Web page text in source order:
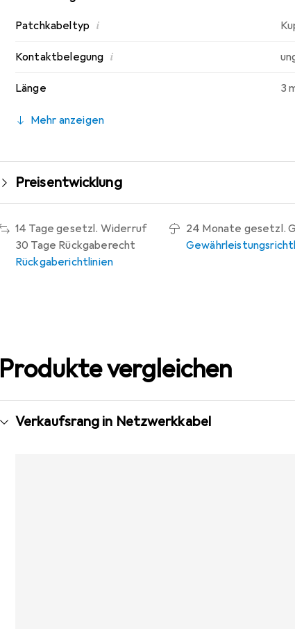
Patchkabeltyp i
Kontaktbelegung i
Länge 3
Mehr anzeigen
Preisentwicklung
14 Tage gesetzl. Widerruf
30 Tage Rückgaberecht
Rückgaberichtlinien
24 Monate gesetzl.
Produkte vergleichen
Verkaufsrang in Netzwerkkabel